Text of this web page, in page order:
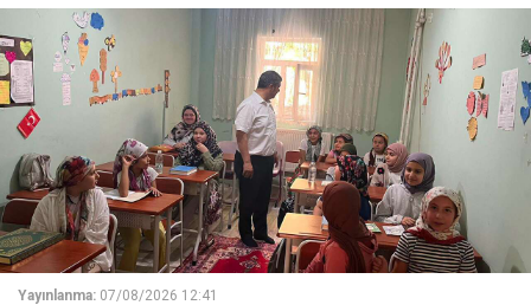
Yayınlanma: 07/08/2026 12:41